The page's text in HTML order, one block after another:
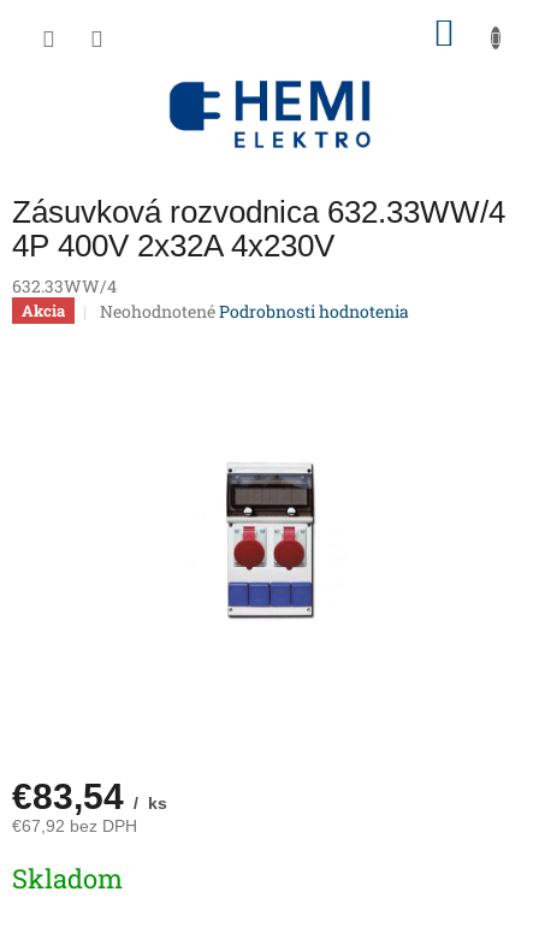
Zásuvková rozvodnica 632.33WW/4
4P 400V 2x32A 4x230V
632.33WW/4
Akcia
Priemerné
NeohodnotenéPodrobnosti hodnotenia
€83,54 / ks
€67,92 bez DPH
cena:
Skladom